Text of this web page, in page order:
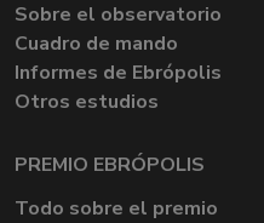
Sobre el observatorio
Cuadro de mando
Informes de Ebrópolis
Otros estudios
PREMIO EBRÓPOLIS
Todo sobre el premio